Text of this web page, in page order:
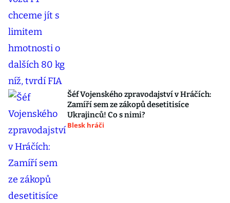
Šéf Vojenského zpravodajství v Hráčích:
Zamíří sem ze zákopů desetitisíce
Ukrajinců! Co s nimi?
Blesk hráči